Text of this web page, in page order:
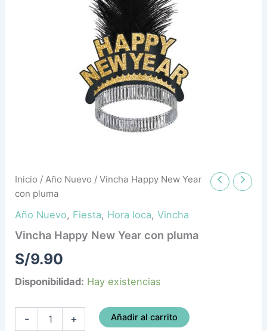
Inicio / Año Nuevo / Vincha Happy New Year
con pluma
Año Nuevo, Fiesta, Hora loca,Vincha
Vincha Happy New Year con pluma
S/9.90
Disponibilidad: Hay existencias
- + Añadir al carrito